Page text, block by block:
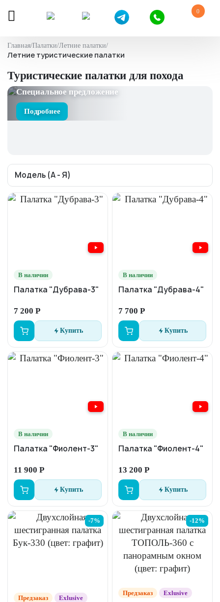
0
Главная/Палатки/Летние палатки/
Летние туристические палатки
Туристические палатки для похода
Специальное предложение
Подробнее
В наличии
Палатка "Дубрава-3"
7 200 Р
Купить
В наличии
Палатка "Дубрава-4"
7 700 Р
Купить
В наличии
Палатка "Фиолент-3"
11 900 Р
Купить
В наличии
Палатка "Фиолент-4"
13 200 Р
Купить
-7%
Предзаказ Exlusive
-12%
Предзаказ Exlusive